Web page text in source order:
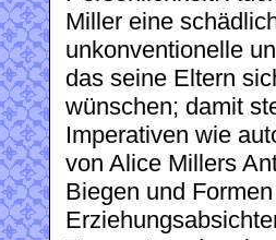
Miller eine
unkonventionelle
das seine Eltern
wünschen; damit
Imperativen wie
von Alice Millers
Biegen und